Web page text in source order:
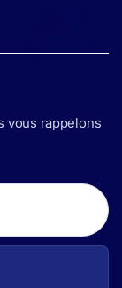
vous rappelons